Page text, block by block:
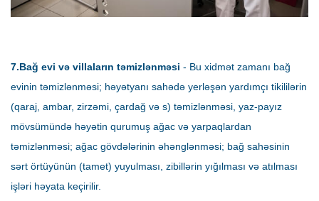
7.Bağ evi və villaların təmizlənməsi - Bu xidmət zamanı bağ
evinin təmizlənməsi; həyətyanı sahədə yerləşən yardımçı tikililərin
(qaraj, ambar, zirzəmi, çardağ və s) təmizlənməsi, yaz-payız
mövsümündə həyətin qurumuş ağac və yarpaqlardan
təmizlənməsi; ağac gövdələrinin əhənglənməsi; bağ sahəsinin
sərt örtüyünün (tamet) yuyulması, zibillərin yığılması və atılması
işləri həyata keçirilir.